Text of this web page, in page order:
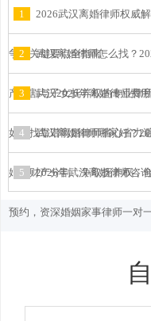
1 2026武汉离婚律师权威
争夺关键要点全指南
2 武汉离婚律师怎么找？
产分割与子女抚养权的专业律
3 武汉2026年离婚律师费
如何找靠谱离婚律师省心省力
4 武汉离婚律师哪家好？
婚、财产分割、争取抚养权，
5 2026年武汉离婚律师咨
预约，资深婚姻家事律师一对